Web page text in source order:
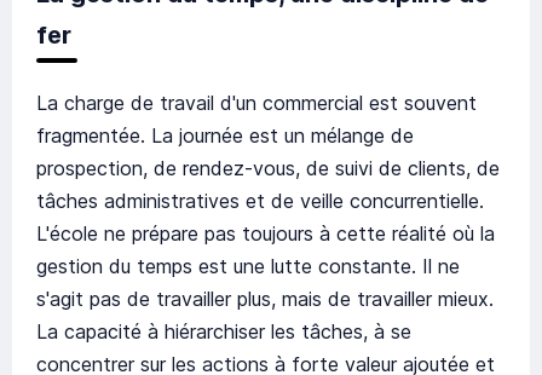
fer
La charge de travail d'un commercial est souvent
fragmentée. La journée est un mélange de
prospection, de rendez-vous, de suivi de clients, de
tâches administratives et de veille concurrentielle.
L'école ne prépare pas toujours à cette réalité où la
gestion du temps est une lutte constante. Il ne
s'agit pas de travailler plus, mais de travailler mieux.
La capacité à hiérarchiser les tâches, à se
concentrer sur les actions à forte valeur ajoutée et